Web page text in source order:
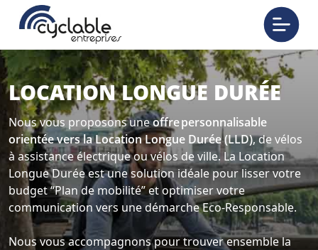
LOCATION LONGUE DURÉE
Nous vous proposons uneoffre personnalisable
orientée vers la Location Longue Durée (LLD), de vélos
à assistance électrique ou vélos de ville. La Location
Longue Durée est une solution idéale pour lisser votre
budget “Plan de mobilité” et optimiser votre
communication vers une démarche Eco-Responsable.
Nous vous accompagnons pour trouver ensemble la